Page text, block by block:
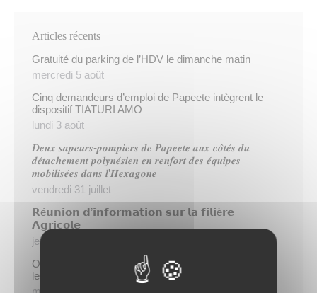
Articles récents
Gratuité du parking de l’HDV le dimanche matin
mercredi 5 août
Cinq demandeurs d’emploi de Papeete intègrent le
dispositif TIATURI AMO
lundi 3 août
𝑫𝒆𝒖𝒙 𝒔𝒂𝒑𝒆𝒖𝒓𝒔-𝒑𝒐𝒎𝒑𝒊𝒆𝒓𝒔 𝒅𝒆 𝑷𝒂𝒑𝒆𝒆𝒕𝒆 𝒂𝒖𝒙 𝒄𝒐̂𝒕𝒆́𝒔 𝒅𝒖
𝒅𝒆́𝒕𝒂𝒄𝒉𝒆𝒎𝒆𝒏𝒕 𝒑𝒐𝒍𝒚𝒏𝒆́𝒔𝒊𝒆𝒏 𝒆𝒏 𝒓𝒆𝒏𝒇𝒐𝒓𝒕 𝒅𝒆𝒔 𝒆́𝒒𝒖𝒊𝒑𝒆𝒔
𝒎𝒐𝒃𝒊𝒍𝒊𝒔𝒆́𝒆𝒔 𝒅𝒂𝒏𝒔 𝒍’𝑯𝒆𝒙𝒂𝒈𝒐𝒏𝒆
vendredi 31 juillet
𝗥é𝘂𝗻𝗶𝗼𝗻 𝗱’𝗶𝗻𝗳𝗼𝗿𝗺𝗮𝘁𝗶𝗼𝗻 𝘀𝘂𝗿 𝗹𝗮 𝗳𝗶𝗹𝗶è𝗿𝗲
𝗔𝗴𝗿𝗶𝗰𝗼𝗹𝗲
jeudi 30 juillet
Opération « Taofe Metua » : une matinée placée sous
le signe du bien-être au féminin